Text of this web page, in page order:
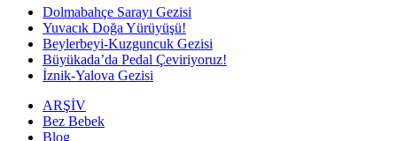
Dolmabahçe Sarayı Gezisi
Yuvacık Doğa Yürüyüşü!
Beylerbeyi-Kuzguncuk Gezisi
Büyükada’da Pedal Çeviriyoruz!
İznik-Yalova Gezisi
ARŞİV
Bez Bebek
Blog